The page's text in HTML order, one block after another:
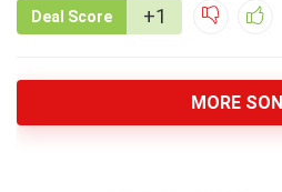
Deal Score +1
MORE